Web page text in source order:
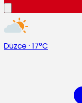
Düzce · 17°C